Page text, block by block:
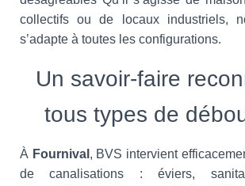
collectifs ou de locaux industriels,
s’adapte à toutes les configurations.
Un savoir-faire
tous types de
À Fournival , BVS intervient
de canalisations : éviers,